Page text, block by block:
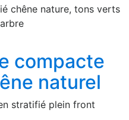
compacte
naturel